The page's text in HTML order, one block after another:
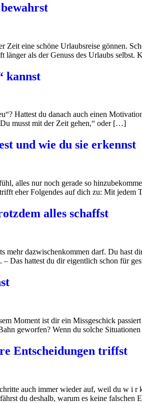
eine schöne Urlaubsreise gönnen.
als der Genuss des Urlaubs
kannst
Hattest du danach auch einen
musst mit der Zeit gehen,“ oder […]
und wie du sie erkennst
alles nur noch gerade so
eher Folgendes auf dich zu: Mit
alles schaffst
dazwischenkommen darf. Du hast
Das hattest du dir eigentlich schon für
Moment ist dir ein Missgeschick
geworfen? Wenn du solche
Entscheidungen triffst
auch immer wieder auf, weil du w i r
du deshalb, warum es keine